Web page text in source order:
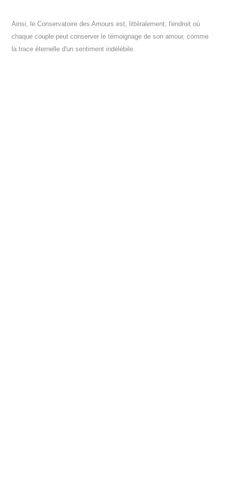
Ainsi, le Conservatoire des Amours est, littéralement, l'endroit où
chaque couple peut conserver le témoignage de son amour, comme
la trace éternelle d'un sentiment indélébile.